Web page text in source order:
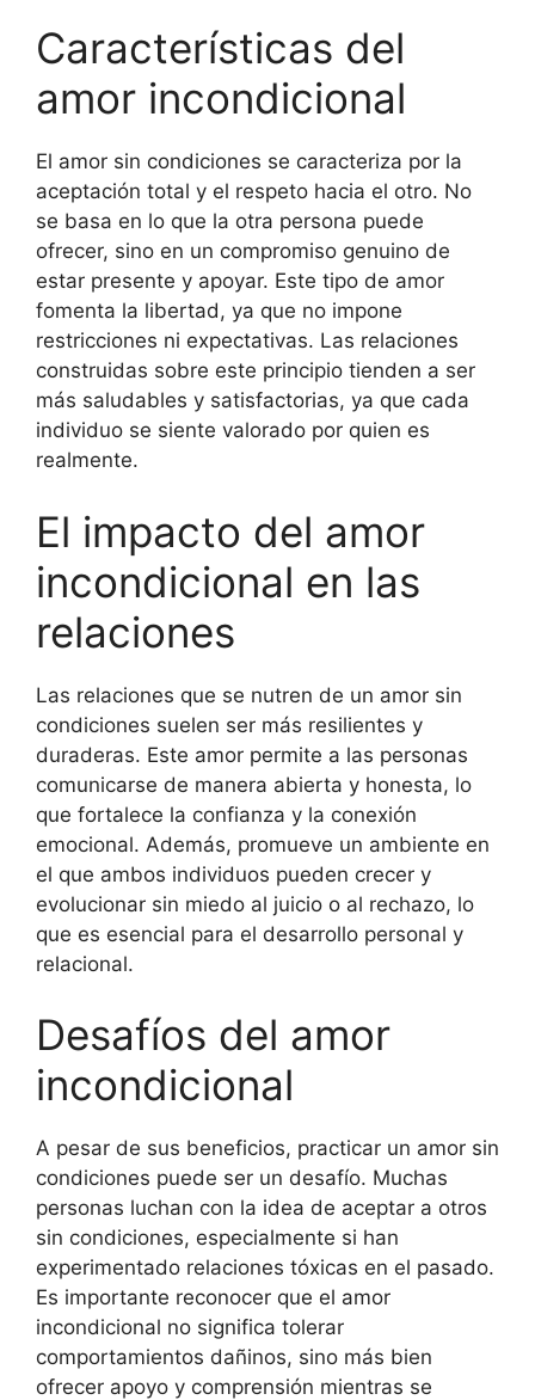
Características del
amor incondicional
El amor sin condiciones se caracteriza por la
aceptación total y el respeto hacia el otro. No
se basa en lo que la otra persona puede
ofrecer, sino en un compromiso genuino de
estar presente y apoyar. Este tipo de amor
fomenta la libertad, ya que no impone
restricciones ni expectativas. Las relaciones
construidas sobre este principio tienden a ser
más saludables y satisfactorias, ya que cada
individuo se siente valorado por quien es
realmente.
El impacto del amor
incondicional en las
relaciones
Las relaciones que se nutren de un amor sin
condiciones suelen ser más resilientes y
duraderas. Este amor permite a las personas
comunicarse de manera abierta y honesta, lo
que fortalece la confianza y la conexión
emocional. Además, promueve un ambiente en
el que ambos individuos pueden crecer y
evolucionar sin miedo al juicio o al rechazo, lo
que es esencial para el desarrollo personal y
relacional.
Desafíos del amor
incondicional
A pesar de sus beneficios, practicar un amor sin
condiciones puede ser un desafío. Muchas
personas luchan con la idea de aceptar a otros
sin condiciones, especialmente si han
experimentado relaciones tóxicas en el pasado.
Es importante reconocer que el amor
incondicional no significa tolerar
comportamientos dañinos, sino más bien
ofrecer apoyo y comprensión mientras se